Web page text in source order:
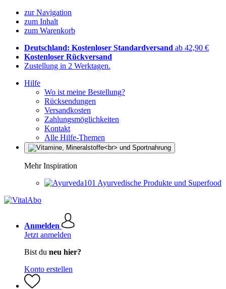
zur Navigation
zum Inhalt
zum Warenkorb
Deutschland: Kostenloser Standardversand ab 42,90 €
Kostenloser Rückversand
Zustellung in 2 Werktagen.
Hilfe
Wo ist meine Bestellung?
Rücksendungen
Versandkosten
Zahlungsmöglichkeiten
Kontakt
Alle Hilfe-Themen
Mehr Inspiration
Ayurvedische Produkte und Superfood
Anmelden
Jetzt anmelden
Bist du neu hier?
Konto erstellen